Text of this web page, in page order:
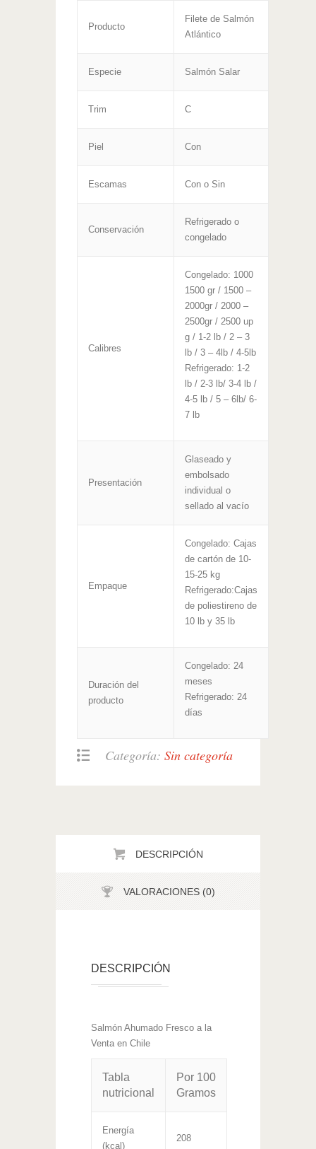
Producto
Filete de Salmón
Atlántico
Especie Salmón Salar
Trim C
Piel Con
Escamas Con o Sin
Conservación
Refrigerado o
congelado
Calibres
Congelado: 1000
1500 gr / 1500 –
2000gr / 2000 –
2500gr / 2500 up
g / 1-2 lb / 2 – 3
lb / 3 – 4lb / 4-5lb
Refrigerado: 1-2
lb / 2-3 lb/ 3-4 lb /
4-5 lb / 5 – 6lb/ 6-
7 lb
Presentación
Glaseado y
embolsado
individual o
sellado al vacío
Empaque
Congelado: Cajas
de cartón de 10-
15-25 kg
Refrigerado:Cajas
de poliestireno de
10 lb y 35 lb
Duración del
producto
Congelado: 24
meses
Refrigerado: 24
días
Categoría: Sin categoría
DESCRIPCIÓN
VALORACIONES (0)
DESCRIPCIÓN
Salmón Ahumado Fresco a la
Venta en Chile
Tabla
nutricional
Por 100
Gramos
Energía
(kcal)
208